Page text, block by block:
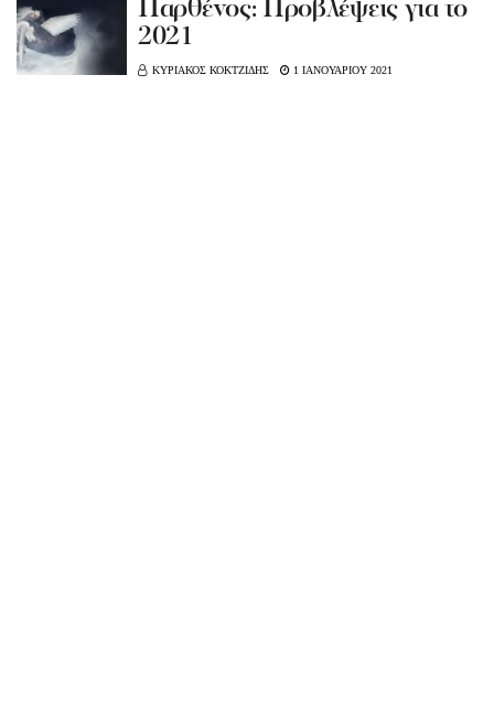
Παρθένος: Προβλέψεις για το
2021
ΚΥΡΙΑΚΟΣ ΚΟΚΤΖΙΔΗΣ 1 ΙΑΝΟΥΑΡΙΟΥ 2021